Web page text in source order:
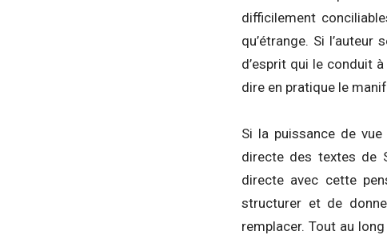
difficilement
qu’étrange. Si
d’esprit qui le conduit
dire en pratique le
Si la puissance de
directe des textes de
directe avec cette
structurer et de
remplacer. Tout au